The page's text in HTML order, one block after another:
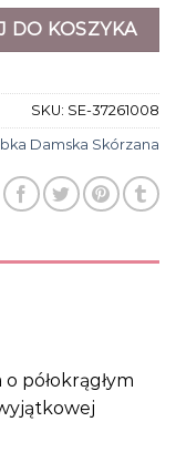
DO KOSZYKA
SKU: SE-37261008
Damska Skórzana
półokrągłym